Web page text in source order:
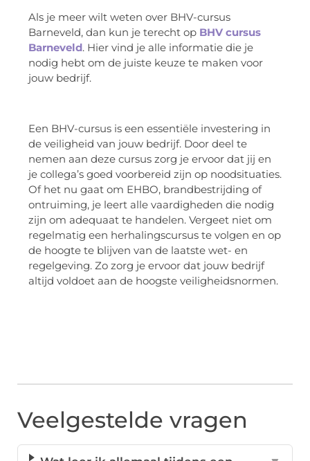
Als je meer wilt weten over BHV-cursus
Barneveld, dan kun je terecht op BHV cursus
Barneveld. Hier vind je alle informatie die je
nodig hebt om de juiste keuze te maken voor
jouw bedrijf.
Een BHV-cursus is een essentiële investering in
de veiligheid van jouw bedrijf. Door deel te
nemen aan deze cursus zorg je ervoor dat jij en
je collega’s goed voorbereid zijn op noodsituaties.
Of het nu gaat om EHBO, brandbestrijding of
ontruiming, je leert alle vaardigheden die nodig
zijn om adequaat te handelen. Vergeet niet om
regelmatig een herhalingscursus te volgen en op
de hoogte te blijven van de laatste wet- en
regelgeving. Zo zorg je ervoor dat jouw bedrijf
altijd voldoet aan de hoogste veiligheidsnormen.
Veelgestelde vragen